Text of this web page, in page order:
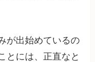
が出始めているの
とには、正直なと